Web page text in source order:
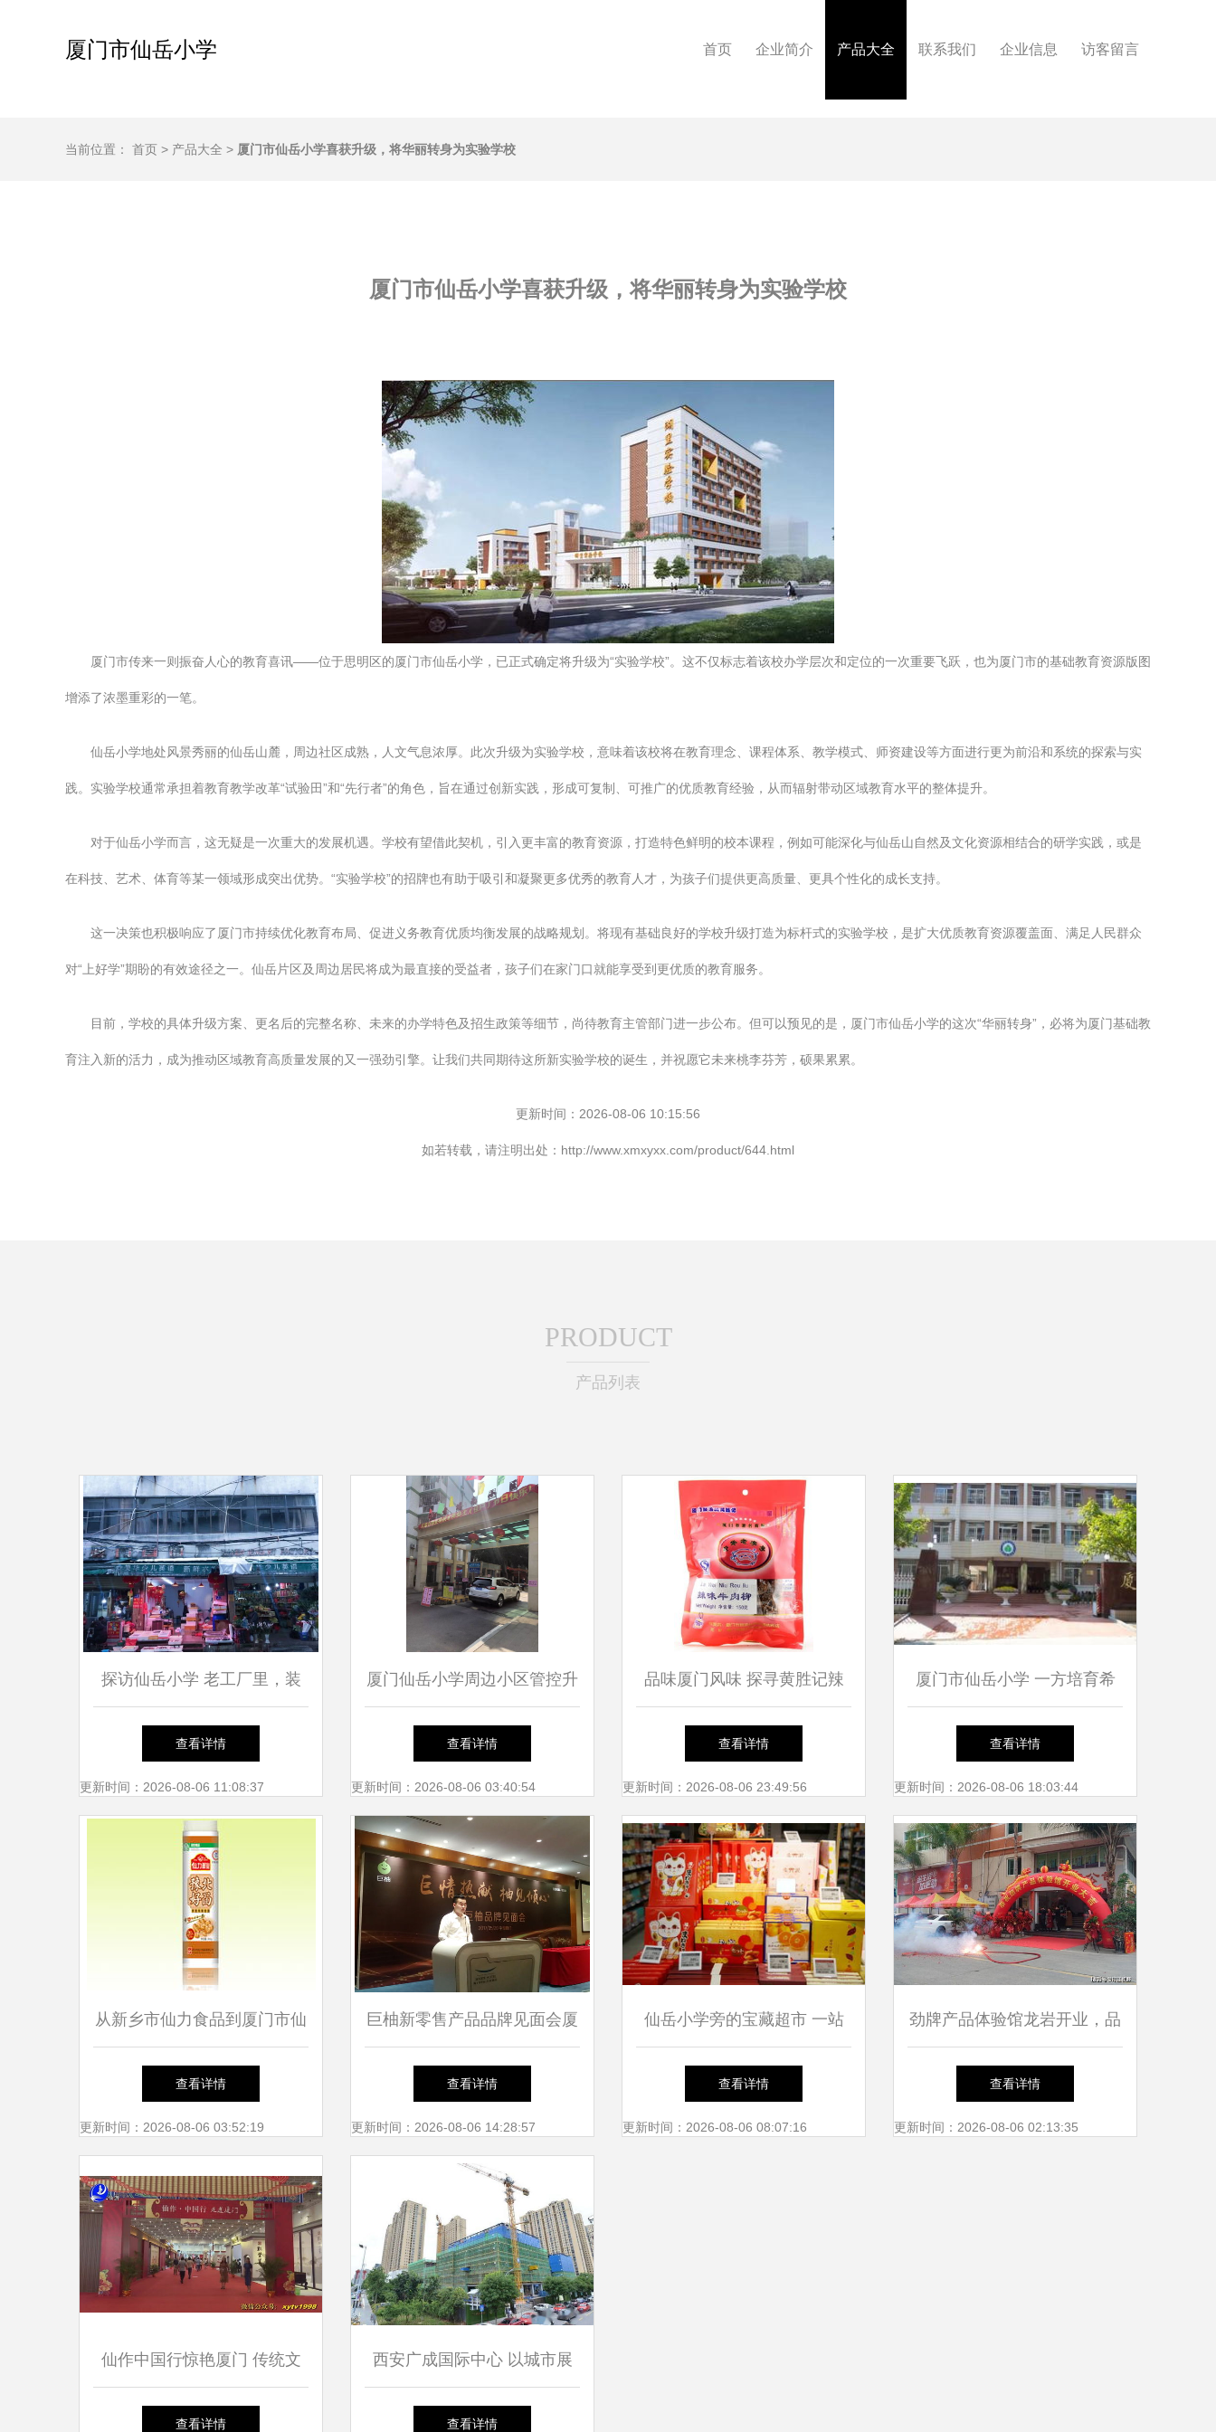
厦门市仙岳小学 首页 企业简介 产品大全 联系我们 企业信息 访客留言
当前位置： 首页 > 产品大全 > 厦门市仙岳小学喜获升级，将华丽转身为实验学校
厦门市仙岳小学喜获升级，将华丽转身为实验学校
厦门市传来一则振奋人心的教育喜讯——位于思明区的厦门市仙岳小学，已正式确定将升级为“实验学校”。这不仅标志着该校办学层次和定位的一次重要飞跃，也为厦门市的基础教育资源版图
增添了浓墨重彩的一笔。
仙岳小学地处风景秀丽的仙岳山麓，周边社区成熟，人文气息浓厚。此次升级为实验学校，意味着该校将在教育理念、课程体系、教学模式、师资建设等方面进行更为前沿和系统的探索与实
践。实验学校通常承担着教育教学改革“试验田”和“先行者”的角色，旨在通过创新实践，形成可复制、可推广的优质教育经验，从而辐射带动区域教育水平的整体提升。
对于仙岳小学而言，这无疑是一次重大的发展机遇。学校有望借此契机，引入更丰富的教育资源，打造特色鲜明的校本课程，例如可能深化与仙岳山自然及文化资源相结合的研学实践，或是
在科技、艺术、体育等某一领域形成突出优势。“实验学校”的招牌也有助于吸引和凝聚更多优秀的教育人才，为孩子们提供更高质量、更具个性化的成长支持。
这一决策也积极响应了厦门市持续优化教育布局、促进义务教育优质均衡发展的战略规划。将现有基础良好的学校升级打造为标杆式的实验学校，是扩大优质教育资源覆盖面、满足人民群众
对“上好学”期盼的有效途径之一。仙岳片区及周边居民将成为最直接的受益者，孩子们在家门口就能享受到更优质的教育服务。
目前，学校的具体升级方案、更名后的完整名称、未来的办学特色及招生政策等细节，尚待教育主管部门进一步公布。但可以预见的是，厦门市仙岳小学的这次“华丽转身”，必将为厦门基础教
育注入新的活力，成为推动区域教育高质量发展的又一强劲引擎。让我们共同期待这所新实验学校的诞生，并祝愿它未来桃李芬芳，硕果累累。
更新时间：2026-08-06 10:15:56
如若转载，请注明出处：http://www.xmxyxx.com/product/644.html
PRODUCT
产品列表
探访仙岳小学 老工厂里，装
满了另一种厦门
查看详情
更新时间：2026-08-06 11:08:37
厦门仙岳小学周边小区管控升
级，租户与外来人员暂禁进入
引关注
查看详情
更新时间：2026-08-06 03:40:54
品味厦门风味 探寻黄胜记辣
味牛肉柳的魅力
查看详情
更新时间：2026-08-06 23:49:56
厦门市仙岳小学 一方培育希
望的沃土
查看详情
更新时间：2026-08-06 18:03:44
从新乡市仙力食品到厦门市仙
岳小学 地域品牌与教育文化
的差异与联系
查看详情
更新时间：2026-08-06 03:52:19
巨柚新零售产品品牌见面会厦
门举行，仙岳小学成创新焦点
查看详情
更新时间：2026-08-06 14:28:57
仙岳小学旁的宝藏超市 一站
式采年货，网红零食进口水果
承包厦门人的新年
查看详情
更新时间：2026-08-06 08:07:16
劲牌产品体验馆龙岩开业，品
牌文化辐射闽西
查看详情
更新时间：2026-08-06 02:13:35
仙作中国行惊艳厦门 传统文
化进校园，仙岳小学见证匠心
查看详情
西安广成国际中心 以城市展
厅迭新商办封面，厦门市仙岳
查看详情